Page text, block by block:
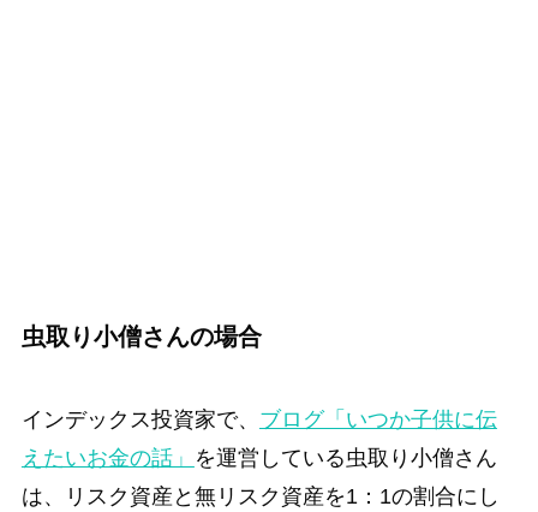
虫取り小僧さんの場合
インデックス投資家で、 ブログ「いつか子供に伝
えたいお金の話」 を運営している虫取り小僧さん
は、リスク資産と無リスク資産を1：1の割合にし